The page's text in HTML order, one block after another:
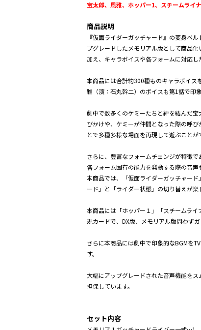
宝太郎、風雅、ホッパー1、スチームライ
商品説明
『仮面ライダーガッチャード』の変身ベ
プグレードしたメモリアル版として商品
加え、キャラボイスや各フォームに対応し
本商品には合計約300種ものキャラボイス
雅（演：石丸幹二）のボイスも第1話で印
劇中で数多くのケミーたちと絆を結んだ
びかけや、ケミーが仲間となった際の呼
とで多種多様な場面を再現して遊ぶことが
さらに、豊富なフォームチェンジが特徴
各フォーム固有の能力を発動する際の音
本商品では、「仮面ライダーガッチャー
ード」と「ライダー状態」の切り替えが楽
本商品には「ホッパー１」「スチームラ
規カードで、DX版、メモリアル版問わず
さらに本商品には劇中で印象的なBGMを
す。
大幅にアップグレードされた音声機能を
担保しています。
セット内容